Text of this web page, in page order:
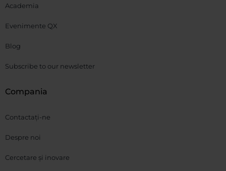
Academia
Evenimente QX
Blog
Subscribe to our newsletter
Compania
Contactați-ne
Despre noi
Cercetare și inovare